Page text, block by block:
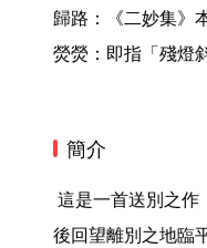
歸路：《二妙集》
熒熒：即指「殘燈
簡介
後回望離別之地臨